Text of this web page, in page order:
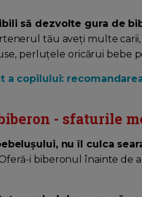
să dezvolte gura de
tău aveți multe
perluțele oricărui bebe
a copilului:
- sfaturile
nu îl culca
i biberonul înainte de a